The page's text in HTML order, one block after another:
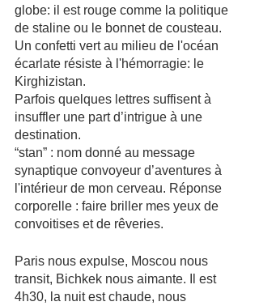
globe: il est rouge comme la politique
de staline ou le bonnet de cousteau.
Un confetti vert au milieu de l'océan
écarlate résiste à l'hémorragie: le
Kirghizistan.
Parfois quelques lettres suffisent à
insuffler une part d’intrigue à une
destination.
“stan” : nom donné au message
synaptique convoyeur d’aventures à
l'intérieur de mon cerveau. Réponse
corporelle : faire briller mes yeux de
convoitises et de rêveries.
Paris nous expulse, Moscou nous
transit, Bichkek nous aimante. Il est
4h30, la nuit est chaude, nous